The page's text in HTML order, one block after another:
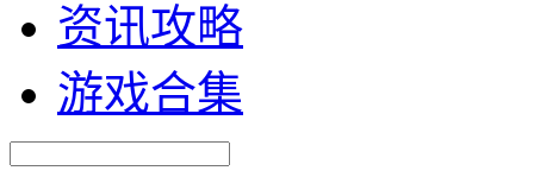
资讯攻略
游戏合集